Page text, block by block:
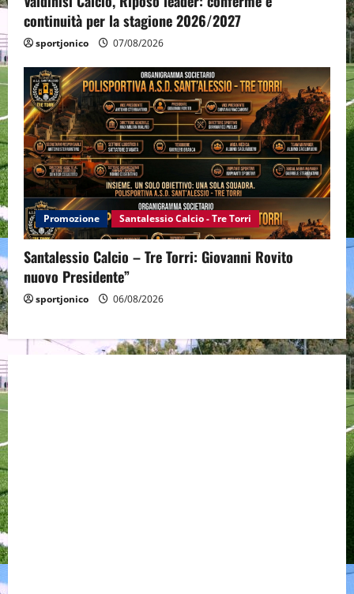
continuità per la stagione 2026/2027
sportjonico 07/08/2026
Promozione Santalessio Calcio - Tre Torri
Santalessio Calcio – Tre Torri: Giovanni Rovito
nuovo Presidente”
sportjonico 06/08/2026